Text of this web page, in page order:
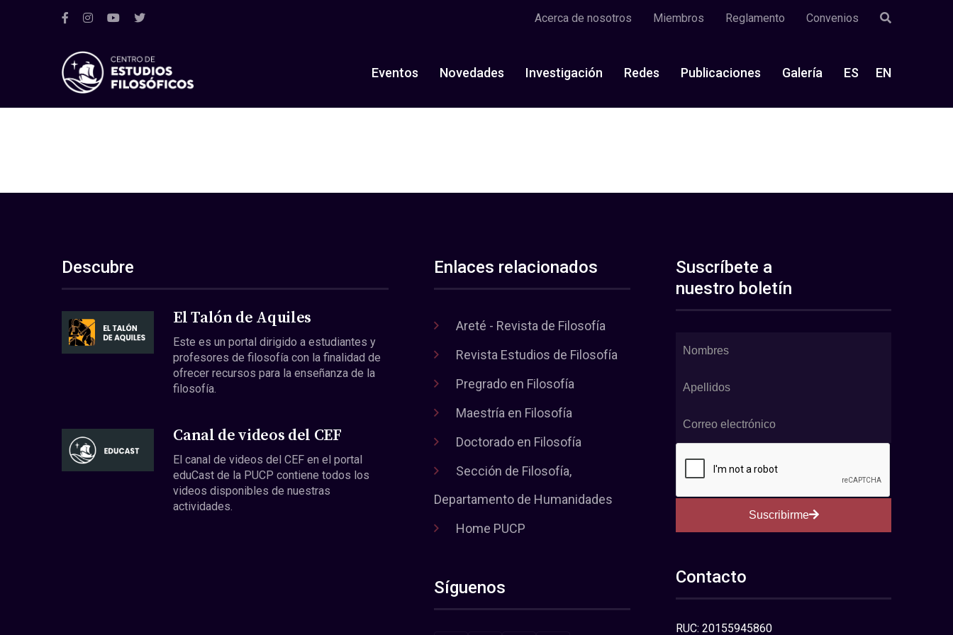
Acerca de nosotros Miembros Reglamento Convenios
Eventos Novedades Investigación Redes Publicaciones Galería ES EN
Descubre
El Talón de Aquiles
Este es un portal dirigido a estudiantes y
profesores de filosofía con la finalidad de
ofrecer recursos para la enseñanza de la
filosofía.
Canal de videos del CEF
El canal de videos del CEF en el portal
eduCast de la PUCP contiene todos los
videos disponibles de nuestras
actividades.
Enlaces relacionados
Areté - Revista de Filosofía
Revista Estudios de Filosofía
Pregrado en Filosofía
Maestría en Filosofía
Doctorado en Filosofía
Sección de Filosofía,
Departamento de Humanidades
Home PUCP
Síguenos
Suscríbete a
nuestro boletín
Suscribirme
Contacto
RUC: 20155945860